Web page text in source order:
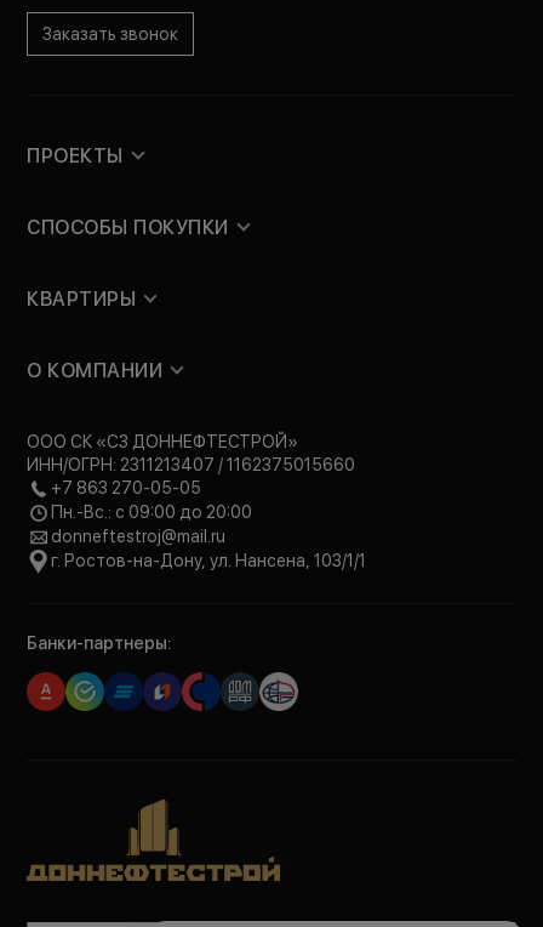
Заказать звонок
ПРОЕКТЫ
СПОСОБЫ ПОКУПКИ
КВАРТИРЫ
О КОМПАНИИ
ООО СК «СЗ ДОННЕФТЕСТРОЙ»
ИНН/ОГРН: 2311213407 / 1162375015660
+7 863 270-05-05
Пн.-Вс.: с 09:00 до 20:00
donneftestroj@mail.ru
г. Ростов-на-Дону, ул. Нансена, 103/1/1
Банки-партнеры: